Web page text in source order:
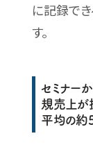
に記録で
す。
セミナー
規売上が
平均の約